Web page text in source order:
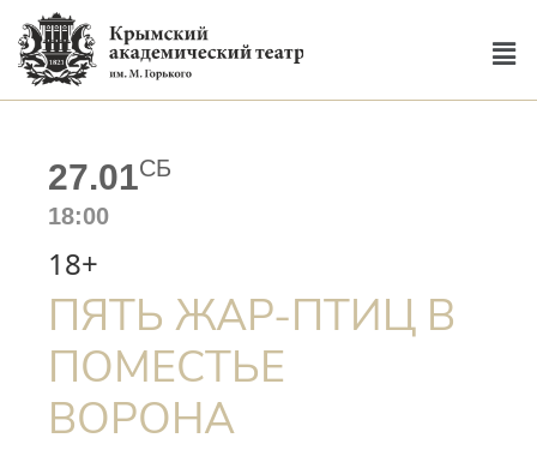
27.01СБ
18:00
18+
ПЯТЬ ЖАР-ПТИЦ В
ПОМЕСТЬЕ
ВОРОНА